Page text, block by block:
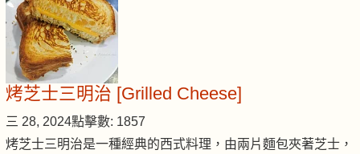
烤芝士三明治 [Grilled Cheese]
三 28, 2024點擊數: 1857
烤芝士三明治是一種經典的西式料理，由兩片麵包夾著芝士，